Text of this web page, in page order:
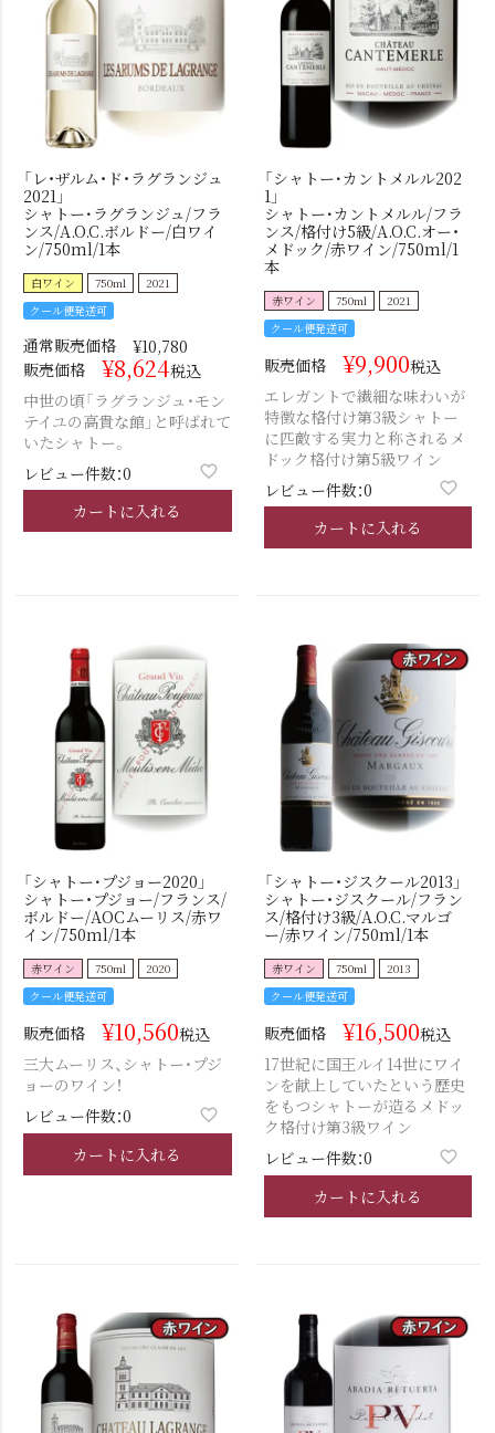
「レ・ザルム・ド・ラグランジュ
2021」
シャトー･ラグランジュ/フラ
ンス/A.O.C.ボルドー/白ワイ
ン/750ml/1本
白ワイン 750ml
2021
クール便発送可
通常販売価格 ¥10,780
販売価格
¥8,624税込
中世の頃「ラグランジュ・モン
テイユの高貴な館」と呼ばれて
いたシャトー。
レビュー件数：0
カートに入れる
「シャトー･カントメルル202
1」
シャトー･カントメルル/フラ
ンス/格付け5級/A.O.C.オー・
メドック/赤ワイン/750ml/1
本
赤ワイン 750ml
2021
クール便発送可
販売価格 ¥9,900税込
エレガントで繊細な味わいが
特徴な格付け第3級シャトー
に匹敵する実力と称されるメ
ドック格付け第5級ワイン
レビュー件数：0
カートに入れる
「シャトー･プジョー2020」
シャトー・プジョー/フランス/
ボルドー/AOCムーリス/赤ワ
イン/750ml/1本
赤ワイン 750ml
2020
クール便発送可
販売価格 ¥10,560税込
三大ムーリス、シャトー・プジ
ョーのワイン！
レビュー件数：0
カートに入れる
「シャトー・ジスクール2013」
シャトー・ジスクール/フラン
ス/格付け3級/A.O.C.マルゴ
ー/赤ワイン/750ml/1本
赤ワイン 750ml
2013
クール便発送可
販売価格 ¥16,500税込
17世紀に国王ルイ14世にワイ
ンを献上していたという歴史
をもつシャトーが造るメドッ
ク格付け第3級ワイン
レビュー件数：0
カートに入れる